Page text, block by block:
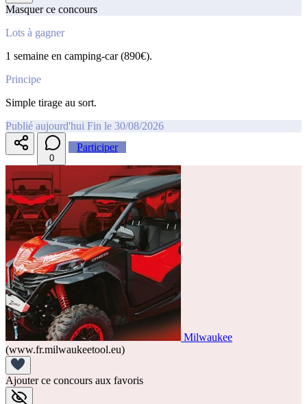
Masquer ce concours
Lots à gagner
1 semaine en camping-car (890€).
Principe
Simple tirage au sort.
Publié aujourd'hui Fin le 30/08/2026
0
Participer
Milwaukee
(www.fr.milwaukeetool.eu)
Ajouter ce concours aux favoris